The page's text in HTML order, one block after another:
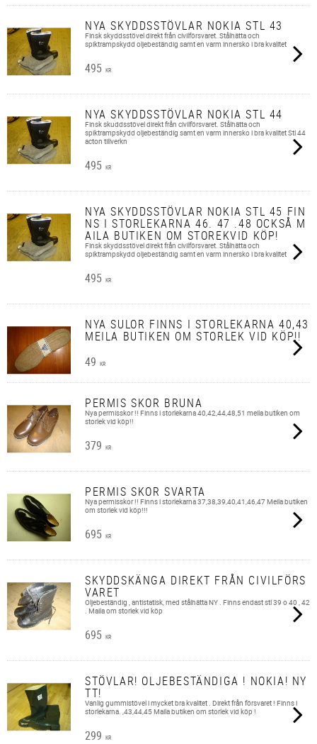
NYA SKYDDSSTÖVLAR NOKIA STL 43
Finsk skyddsstövel direkt från civilförsvaret. Stålhätta och
spiktrampskydd oljebeständig samt en varm innersko i bra kvalitet
495 KR
NYA SKYDDSSTÖVLAR NOKIA STL 44
Finsk skuddsstövel direkt från civilförsvaret. Stålhätta och
spiktrampskydd oljebeständig samt en varm innersko i bra kvalitet Stl 44
acton tillverkn
495 KR
NYA SKYDDSSTÖVLAR NOKIA STL 45 FIN
NS I STORLEKARNA 46. 47 .48 OCKSÅ M
AILA BUTIKEN OM STOREKVID KÖP!
Finsk skyddsstövel direkt från civilförsvaret. Stålhätta och
spiktrampskydd oljebeständig samt en varm innersko i bra kvalitet
495 KR
NYA SULOR FINNS I STORLEKARNA 40,43
MEILA BUTIKEN OM STORLEK VID KÖP!!
49 KR
PERMIS SKOR BRUNA
Nya permisskor !! Finns i storlekarna 40,42,44,48,51 meila butiken om
storlek vid köp!!
379 KR
PERMIS SKOR SVARTA
Nya permisskor !! Finns i storlekarna 37,38,39,40,41,46,47 Meila butiken
om storlek vid köp!!!
695 KR
SKYDDSKÄNGA DIREKT FRÅN CIVILFÖRS
VARET
Oljebeständig , antistatisk, med stålhätta NY . Finns endast stl 39 o 40 , 42
. Maila om storlek vid köp
695 KR
STÖVLAR! OLJEBESTÄNDIGA ! NOKIA! NY
TT!
Vanlig gummistövel i mycket bra kvalitet . Direkt från försvaret ! Finns i
storlekarna. ,43,44,45 Maila butiken om storlek vid köp !
299 KR